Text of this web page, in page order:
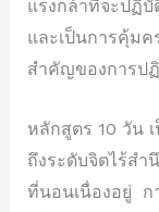
แรงกล้าที่จะปฏิบั
และเป็นการคุ้มค
สำคัญของการป
หลักสูตร 10 วัน
ถึงระดับจิตไร้สำ
ที่นอนเนื่องอยู่ ก